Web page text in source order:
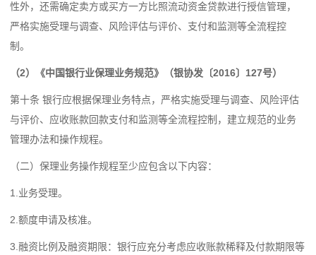
性外，还需确定卖方或买方一方比照流动资金贷款进行授信管理，
严格实施受理与调查、风险评估与评价、支付和监测等全流程控
制。
（2）《中国银行业保理业务规范》（银协发〔2016〕127号）
第十条 银行应根据保理业务特点，严格实施受理与调查、风险评估
与评价、应收账款回款支付和监测等全流程控制，建立规范的业务
管理办法和操作规程。
（二）保理业务操作规程至少应包含以下内容：
1.业务受理。
2.额度申请及核准。
3.融资比例及融资期限：银行应充分考虑应收账款稀释及付款期限等